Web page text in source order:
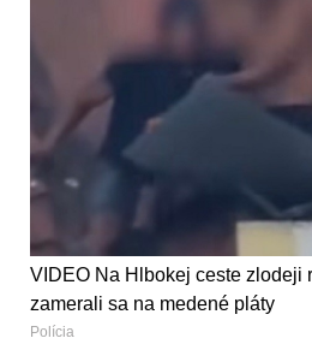
VIDEO Na Hlbokej ceste zlodeji
zamerali sa na medené pláty
Polícia